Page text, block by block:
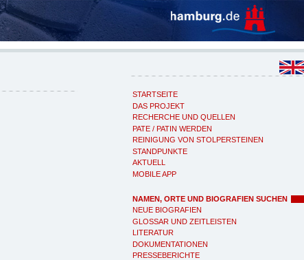
STARTSEITE
DAS PROJEKT
RECHERCHE UND QUELLEN
PATE / PATIN WERDEN
REINIGUNG VON STOLPERSTEINEN
STANDPUNKTE
AKTUELL
MOBILE APP
NAMEN, ORTE UND BIOGRAFIEN SUCHEN
NEUE BIOGRAFIEN
GLOSSAR UND ZEITLEISTEN
LITERATUR
DOKUMENTATIONEN
PRESSEBERICHTE